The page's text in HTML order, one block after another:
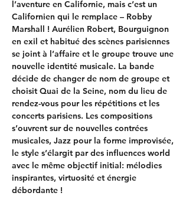
l’aventure en Californie, mais c’est un
Californien qui le remplace – Robby
Marshall ! Aurélien Robert, Bourguignon
en exil et habitué des scènes parisiennes
se joint à l’affaire et le groupe trouve une
nouvelle identité musicale. La bande
décide de changer de nom de groupe et
choisit Quai de la Seine, nom du lieu de
rendez-vous pour les répétitions et les
concerts parisiens. Les compositions
s’ouvrent sur de nouvelles contrées
musicales, Jazz pour la forme improvisée,
le style s’élargit par des influences world
avec le même objectif initial: mélodies
inspirantes, virtuosité et énergie
débordante !